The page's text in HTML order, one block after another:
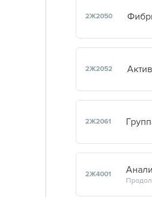
2Ж2050
2Ж2052
2Ж2061
2Ж4001